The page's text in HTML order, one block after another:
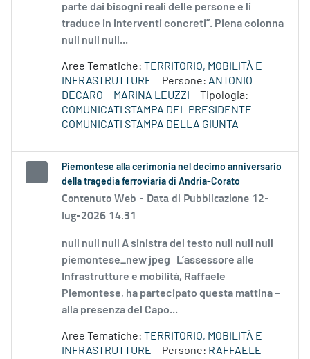
parte dai bisogni reali delle persone e li
traduce in interventi concreti”. Piena colonna
null null null...
Aree Tematiche: TERRITORIO, MOBILITÀ E
INFRASTRUTTURE
Persone: ANTONIO
DECARO
MARINA LEUZZI
Tipologia:
COMUNICATI STAMPA DEL PRESIDENTE
COMUNICATI STAMPA DELLA GIUNTA
Piemontese alla cerimonia nel decimo anniversario
della tragedia ferroviaria di Andria-Corato
Contenuto Web - Data di Pubblicazione 12-
lug-2026 14.31
null null null A sinistra del testo null null null
piemontese_new jpeg L’assessore alle
Infrastrutture e mobilità, Raffaele
Piemontese, ha partecipato questa mattina –
alla presenza del Capo...
Aree Tematiche: TERRITORIO, MOBILITÀ E
INFRASTRUTTURE
Persone: RAFFAELE